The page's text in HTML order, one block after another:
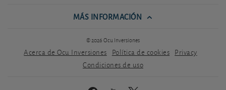
MÁS INFORMACIÓN
© 2026 Ocu Inversiones
Acerca de Ocu Inversiones Política de cookies Privacy
Condiciones de uso